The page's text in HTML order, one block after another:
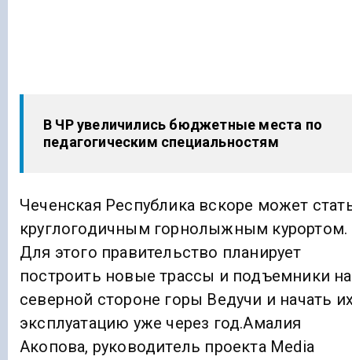
В ЧР увеличились бюджетные места по
педагогическим специальностям
Чеченская Республика вскоре может
круглогодичным горнолыжным курортом.
Для этого правительство планирует
построить новые трассы и подъемники на
северной стороне горы Ведучи и начать
эксплуатацию уже через год.Амалия
Акопова, руководитель проекта Media